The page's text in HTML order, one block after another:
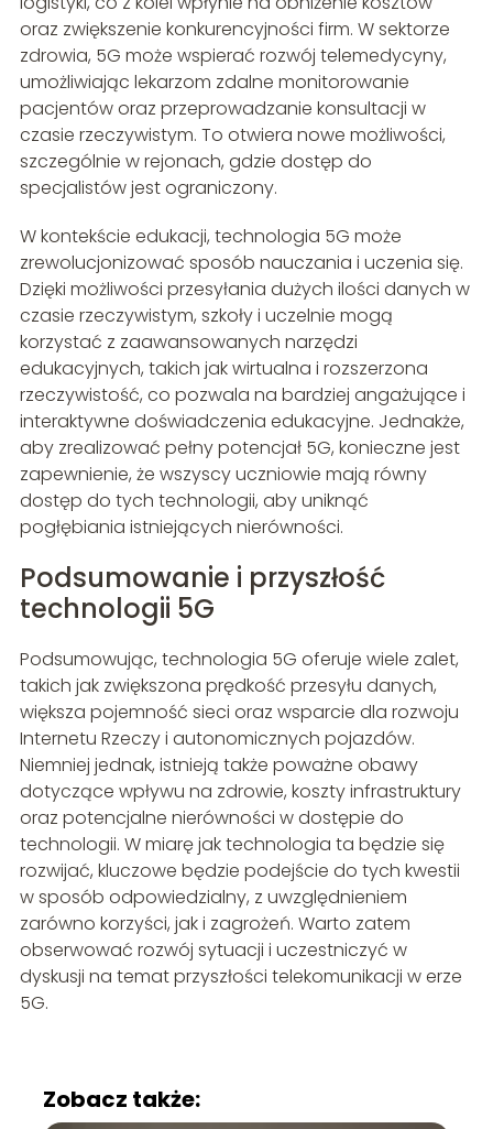
oraz zwiększenie konkurencyjności firm. W sektorze
zdrowia, 5G może wspierać rozwój telemedycyny,
umożliwiając lekarzom zdalne monitorowanie
pacjentów oraz przeprowadzanie konsultacji w
czasie rzeczywistym. To otwiera nowe możliwości,
szczególnie w rejonach, gdzie dostęp do
specjalistów jest ograniczony.
W kontekście edukacji, technologia 5G może
zrewolucjonizować sposób nauczania i uczenia się.
Dzięki możliwości przesyłania dużych ilości danych w
czasie rzeczywistym, szkoły i uczelnie mogą
korzystać z zaawansowanych narzędzi
edukacyjnych, takich jak wirtualna i rozszerzona
rzeczywistość, co pozwala na bardziej angażujące i
interaktywne doświadczenia edukacyjne. Jednakże,
aby zrealizować pełny potencjał 5G, konieczne jest
zapewnienie, że wszyscy uczniowie mają równy
dostęp do tych technologii, aby uniknąć
pogłębiania istniejących nierówności.
Podsumowanie i przyszłość
technologii 5G
Podsumowując, technologia 5G oferuje wiele zalet,
takich jak zwiększona prędkość przesyłu danych,
większa pojemność sieci oraz wsparcie dla rozwoju
Internetu Rzeczy i autonomicznych pojazdów.
Niemniej jednak, istnieją także poważne obawy
dotyczące wpływu na zdrowie, koszty infrastruktury
oraz potencjalne nierówności w dostępie do
technologii. W miarę jak technologia ta będzie się
rozwijać, kluczowe będzie podejście do tych kwestii
w sposób odpowiedzialny, z uwzględnieniem
zarówno korzyści, jak i zagrożeń. Warto zatem
obserwować rozwój sytuacji i uczestniczyć w
dyskusji na temat przyszłości telekomunikacji w erze
5G.
Zobacz także: